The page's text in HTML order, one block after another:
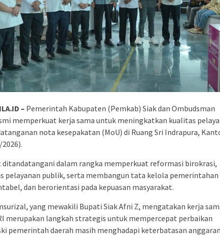
– Pemerintah Kabupaten (Pemkab) Siak dan Ombudsman
memperkuat kerja sama untuk meningkatkan kualitas
nota kesepakatan (MoU) di Ruang Sri Indrapura,
ditandatangani dalam rangka memperkuat reformasi birokrasi,
pelayanan publik, serta membangun tata kelola pemerintahan
dan berorientasi pada kepuasan masyarakat.
yang mewakili Bupati Siak Afni Z, mengatakan kerja
merupakan langkah strategis untuk mempercepat perbaikan
pemerintah daerah masih menghadapi keterbatasan